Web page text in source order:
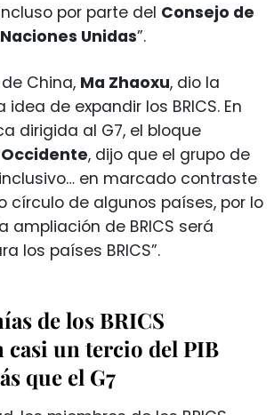
por parte del Consejo de
Unidas”.
China, Ma Zhaoxu, dio la
de expandir los BRICS. En
dirigida al G7, el bloque
Occidente, dijo que el grupo de
inclusivo… en marcado contraste
círculo de algunos países, por lo
ampliación de BRICS será
los países BRICS”.
de los BRICS
casi un tercio del PIB
que el G7